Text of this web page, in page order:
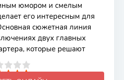
юмором и смелым
его интересным для
сюжетная линия
двух главных
которые решают